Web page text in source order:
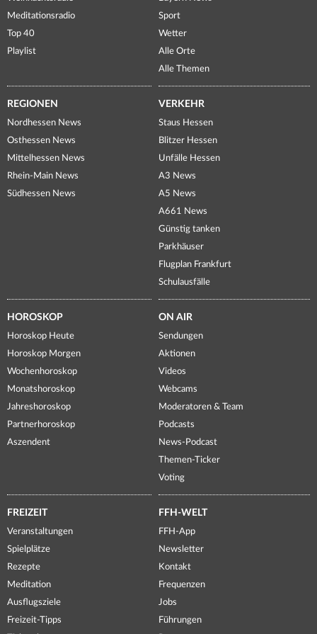
Meditationsradio
Top 40
Playlist
Sport
Wetter
Alle Orte
Alle Themen
REGIONEN
Nordhessen News
Osthessen News
Mittelhessen News
Rhein-Main News
Südhessen News
VERKEHR
Staus Hessen
Blitzer Hessen
Unfälle Hessen
A3 News
A5 News
A661 News
Günstig tanken
Parkhäuser
Flugplan Frankfurt
Schulausfälle
HOROSKOP
Horoskop Heute
Horoskop Morgen
Wochenhoroskop
Monatshoroskop
Jahreshoroskop
Partnerhoroskop
Aszendent
ON AIR
Sendungen
Aktionen
Videos
Webcams
Moderatoren & Team
Podcasts
News-Podcast
Themen-Ticker
Voting
FREIZEIT
Veranstaltungen
Spielplätze
Rezepte
Meditation
Ausflugsziele
Freizeit-Tipps
FFH-WELT
FFH-App
Newsletter
Kontakt
Frequenzen
Jobs
Führungen